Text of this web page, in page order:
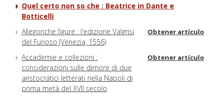
Quel certo non so che : Beatrice in Dante e
Botticelli
Allegoriche figure : l'edizione Valgrisi
del Furioso (Venezia, 1556)
Obtener artículo
Accademie e collezioni :
considerazioni sulle dimore di due
aristocratici letterati nella Napoli di
prima metà del XVII secolo
Obtener artículo